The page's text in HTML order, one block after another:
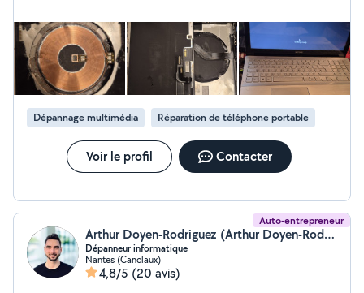
Dépannage multimédia Réparation de téléphone portable
Voir le profil Contacter
Auto-entrepreneur
Arthur Doyen-Rodriguez (Arthur Doyen-Rodriguez)
Dépanneur informatique
Nantes (Canclaux)
4,8/5 (20 avis)